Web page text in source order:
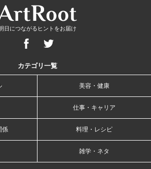
日につながるヒントをお届け
カテゴリ一覧
美容・健康
仕事・キャリア
係 料理・レシピ
雑学・ネタ